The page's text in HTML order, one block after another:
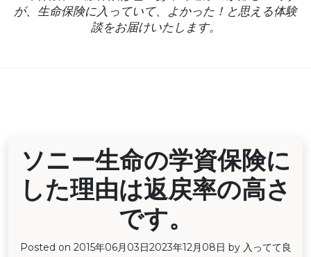
が、生命保険に入っていて、よかった！と思える体験
談をお届けいたします。
ソニー生命の学資保険に
した理由は返戻率の高さ
です。
Posted on 2015年06月03日2023年12月08日 by 入ってて良